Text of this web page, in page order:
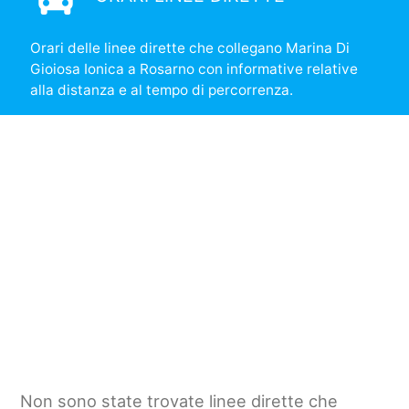
Orari delle linee dirette che collegano Marina Di
Gioiosa Ionica a Rosarno con informative relative
alla distanza e al tempo di percorrenza.
Non sono state trovate linee dirette che